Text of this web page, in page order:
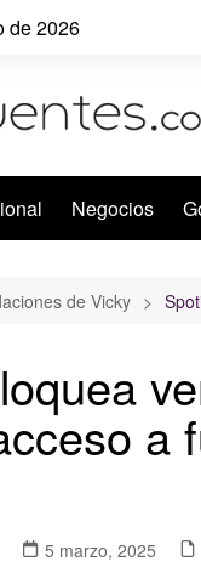
de 2026
Negocios
de Vicky
a
5 marzo, 2025